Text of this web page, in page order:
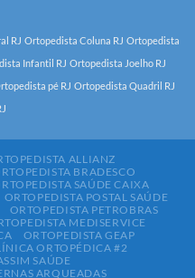
RJ Ortopedista Coluna RJ Ortopedista
Infantil RJ Ortopedista Joelho RJ
pé RJ Ortopedista Quadril RJ
ALLIANZ
BRADESCO
SAÚDE CAIXA
ORTOPEDISTA POSTAL SAÚDE
ORTOPEDISTA PETROBRAS
MEDISERVICE
ORTOPEDISTA GEAP
ORTOPÉDICA #2
SAÚDE
ARQUEADAS